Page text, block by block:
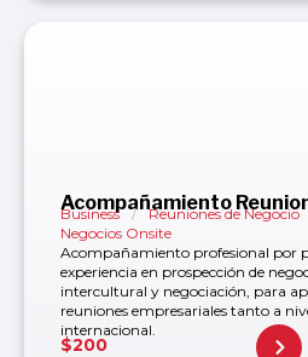
Acompañamiento
Business / Reuniones de Negocio
Negocios Onsite
Acompañamiento profesional por
experiencia en prospección de
intercultural y negociación, para
reuniones empresariales tanto a
internacional.
$200